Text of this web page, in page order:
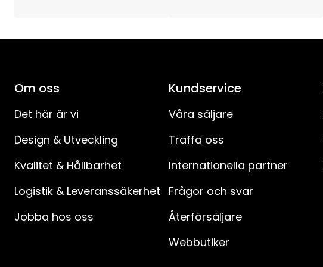
Om oss
Det här är vi
Design & Utveckling
Kvalitet & Hållbarhet
Logistik & Leveranssäkerhet
Jobba hos oss
Kundservice
Våra säljare
Träffa oss
Internationella partner
Frågor och svar
Återförsäljare
Webbutiker